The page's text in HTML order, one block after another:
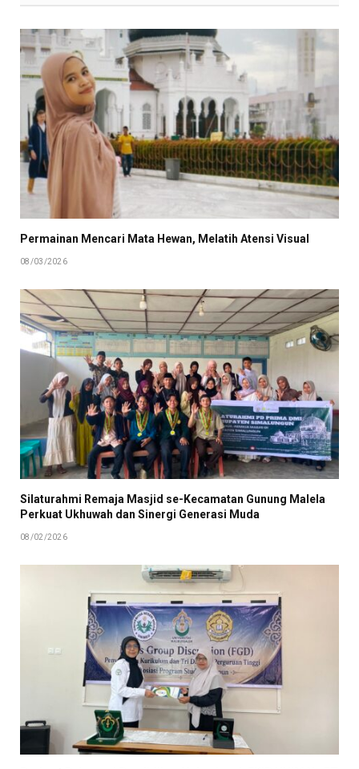
Permainan Mencari Mata Hewan, Melatih Atensi Visual
08/03/2026
Silaturahmi Remaja Masjid se-Kecamatan Gunung Malela
Perkuat Ukhuwah dan Sinergi Generasi Muda
08/02/2026